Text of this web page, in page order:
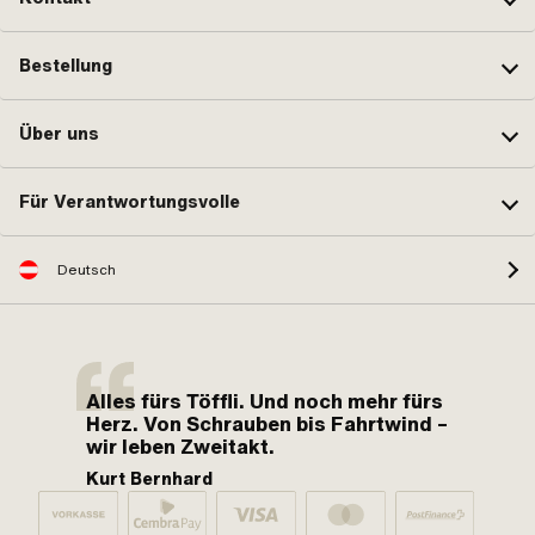
Bestellung
Über uns
Für Verantwortungsvolle
Deutsch
Alles fürs Töffli. Und noch mehr fürs
Herz. Von Schrauben bis Fahrtwind –
wir leben Zweitakt.
Kurt Bernhard